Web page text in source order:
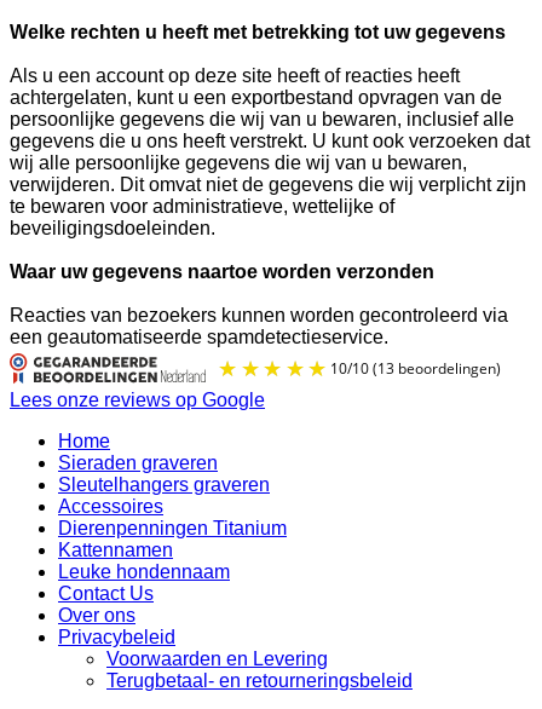
Welke rechten u heeft met betrekking tot uw gegevens
Als u een account op deze site heeft of reacties heeft
achtergelaten, kunt u een exportbestand opvragen van de
persoonlijke gegevens die wij van u bewaren, inclusief alle
gegevens die u ons heeft verstrekt. U kunt ook verzoeken dat
wij alle persoonlijke gegevens die wij van u bewaren,
verwijderen. Dit omvat niet de gegevens die wij verplicht zijn
te bewaren voor administratieve, wettelijke of
beveiligingsdoeleinden.
Waar uw gegevens naartoe worden verzonden
Reacties van bezoekers kunnen worden gecontroleerd via
een geautomatiseerde spamdetectieservice.
Lees onze reviews op Google
Home
Sieraden graveren
Sleutelhangers graveren
Accessoires
Dierenpenningen Titanium
Kattennamen
Leuke hondennaam
Contact Us
Over ons
Privacybeleid
Voorwaarden en Levering
Terugbetaal- en retourneringsbeleid